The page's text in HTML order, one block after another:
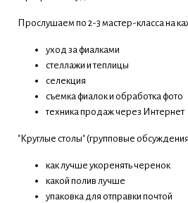
Прослушаем по 2-3 мастер-класса на
уход за фиалками
стеллажи и теплицы
селекция
съемка фиалок и обработка фото
техника продаж через Интернет
"Круглые столы" (групповые
как лучше укоренять черенок
какой полив лучше
упаковка для отправки почтой